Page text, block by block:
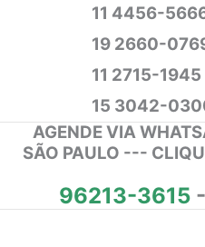
11 4456-
19 2660-
11 2715-
15 3042-
AGENDE VIA
SÃO PAULO ---
96213-3615 -